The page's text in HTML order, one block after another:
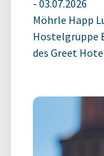
- 03.07.2026
Möhrle Happ
Hostelgruppe
des Greet